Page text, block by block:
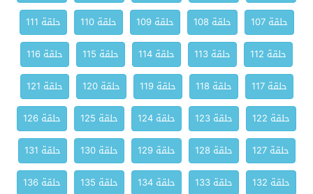
حلقة 107
حلقة 108 حلقة 109 حلقة 110
حلقة 111
حلقة 112
حلقة 113 حلقة 114 حلقة 115
حلقة 116
حلقة 117
حلقة 118 حلقة 119 حلقة 120
حلقة 121
حلقة 122
حلقة 123 حلقة 124 حلقة 125
حلقة 126
حلقة 127
حلقة 128 حلقة 129 حلقة 130
حلقة 131
حلقة 132
حلقة 133 حلقة 134 حلقة 135 حلقة 136